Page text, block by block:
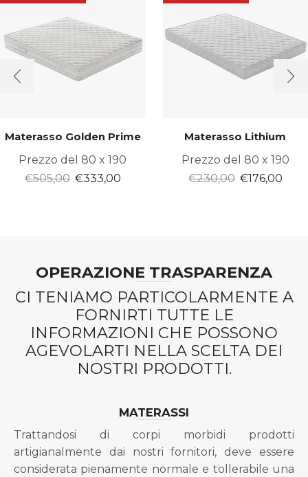
Materasso Golden Prime
Prezzo del 80 x 190
€505,00 Il
€333,00Il
Materasso Lithium
Prezzo del 80 x 190
€230,00 Il
€176,00Il
OPERAZIONE TRASPARENZA
CI TENIAMO PARTICOLARMENTE A
FORNIRTI TUTTE LE
INFORMAZIONI CHE POSSONO
AGEVOLARTI NELLA SCELTA DEI
NOSTRI PRODOTTI.
MATERASSI
Trattandosi di corpi morbidi prodotti
artigianalmente dai nostri fornitori, deve essere
considerata pienamente normale e tollerabile una